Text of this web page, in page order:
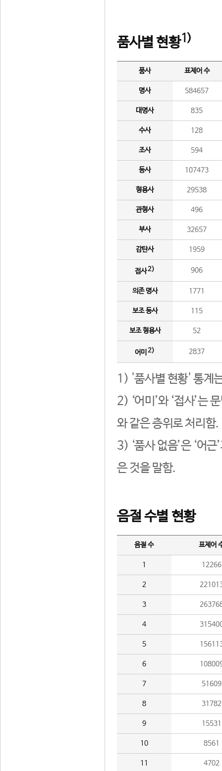
품사별 현황1)
품사 표제어 수
명사 584657
대명사 835
수사 128
조사 594
동사 107473
형용사 29538
관형사 496
부사 32657
감탄사 1959
접사2) 906
의존 명사 1771
보조 동사 115
보조 형용사 52
어미 2) 2837
1) '품사별 현황' 통계
2) ‘어미’와 ‘접사’는
와 같은 층위로 처리함.
3) ‘품사 없음’은 ‘어
은 것을 말함.
음절 수별 현황
음절 수 표제어
1 12266
2
3
4
5
6
7 51609
8 31782
9 15531
10 8561
11 4702